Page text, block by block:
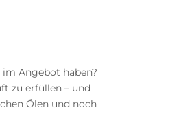
Angebot haben?
zu erfüllen – und
Ölen und noch